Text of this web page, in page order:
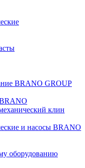
BRANO GROUP
клин
и насосы BRANO
оборудованию